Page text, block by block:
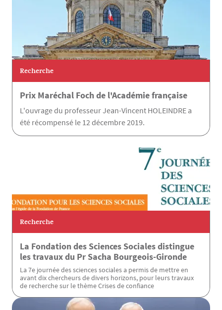
Recherche
Prix Maréchal Foch de l'Académie française
L'ouvrage du professeur Jean-Vincent HOLEINDRE a
été récompensé le 12 décembre 2019.
Recherche
La Fondation des Sciences Sociales distingue
les travaux du Pr Sacha Bourgeois-Gironde
La 7e journée des sciences sociales a permis de mettre en
avant dix chercheurs de divers horizons, pour leurs travaux
de recherche sur le thème Crises de confiance